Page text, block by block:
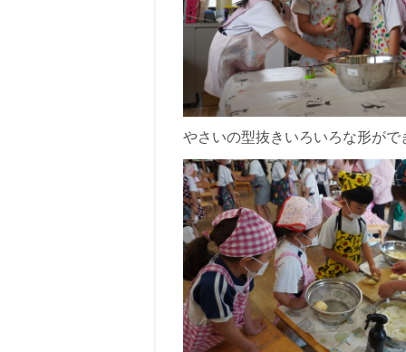
やさいの型抜きいろいろな形がで